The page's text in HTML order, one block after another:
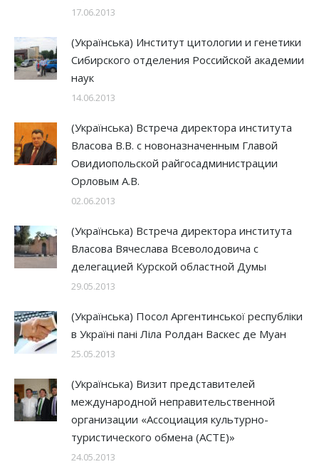
17.06.2013
(Українська) Институт цитологии и генетики
Сибирского отделения Российской академии
наук
14.06.2013
(Українська) Встреча директора института
Власова В.В. с новоназначенным Главой
Овидиопольской райгосадминистрации
Орловым А.В.
02.06.2013
(Українська) Встреча директора института
Власова Вячеслава Всеволодовича с
делегацией Курской областной Думы
29.05.2013
(Українська) Посол Аргентинської республіки
в Україні пані Ліла Ролдан Васкес де Муан
25.05.2013
(Українська) Визит представителей
международной неправительственной
организации «Ассоциация культурно-
туристического обмена (ACTE)»
24.05.2013